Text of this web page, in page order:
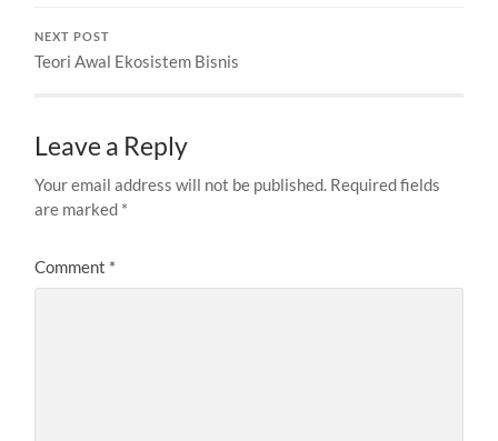
NEXT POST
Teori Awal Ekosistem Bisnis
Leave a Reply
Your email address will not be published. Required fields
are marked *
Comment *